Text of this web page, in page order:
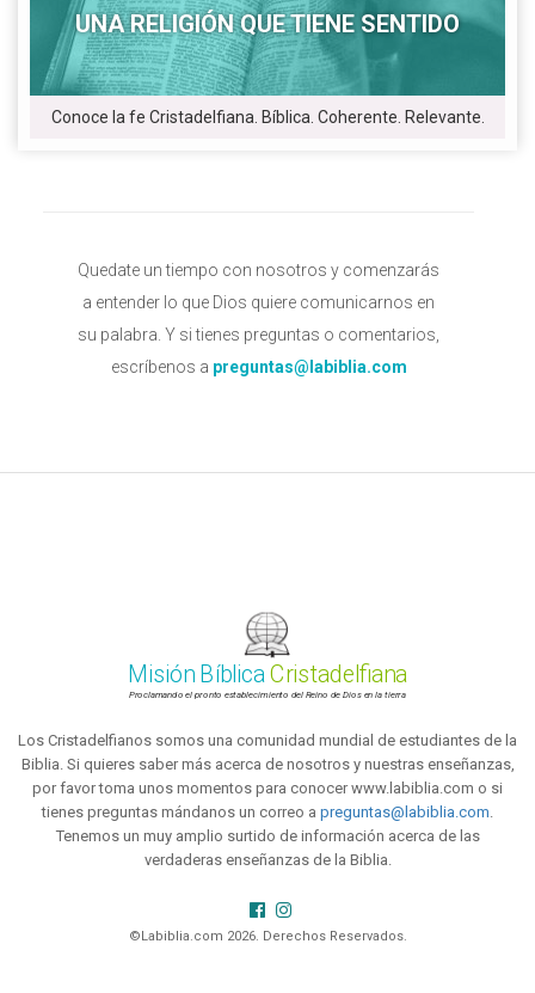
UNA RELIGIÓN QUE TIENE SENTIDO
Conoce la fe Cristadelfiana. Bíblica. Coherente. Relevante.
Quedate un tiempo con nosotros y comenzarás
a entender lo que Dios quiere comunicarnos en
su palabra. Y si tienes preguntas o comentarios,
escríbenos a preguntas@labiblia.com
Misión BíblicaCristadelfiana
Proclamando el pronto establecimiento del Reino de Dios en la tierra
Los Cristadelfianos somos una comunidad mundial de estudiantes de la
Biblia. Si quieres saber más acerca de nosotros y nuestras enseñanzas,
por favor toma unos momentos para conocer www.labiblia.com o si
tienes preguntas mándanos un correo a preguntas@labiblia.com
Tenemos un muy amplio surtido de información acerca de las
verdaderas enseñanzas de la Biblia.
©Labiblia.com 2026. Derechos Reservados.